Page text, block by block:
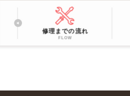
修理までの流れ
FLOW